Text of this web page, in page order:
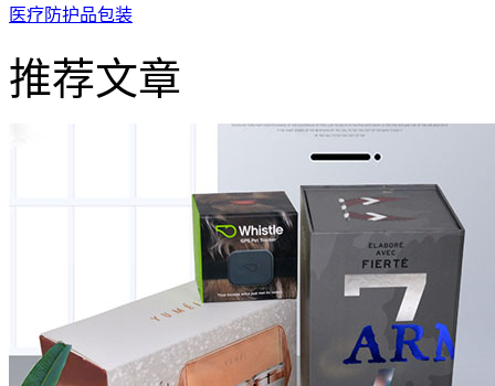
医疗防护品包装
推荐文章